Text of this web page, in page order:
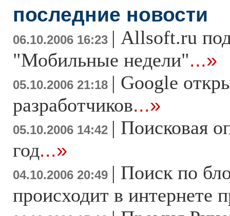
последние новости
06.10.2006 16:23 | Allsoft.ru
"Мобильные недели"...»
05.10.2006 21:18 | Google
разработчиков...»
05.10.2006 14:42 | Поисковая
год...»
04.10.2006 20:49 | Поиск по
происходит в интернете